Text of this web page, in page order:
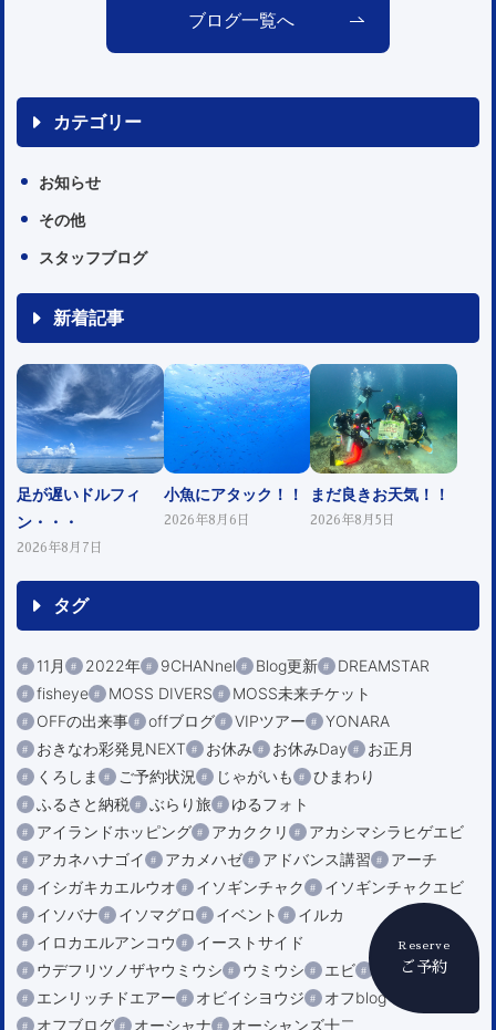
Reserve
ご予約
ブログ一覧へ
カテゴリー
お知らせ
その他
スタッフブログ
新着記事
足が遅いドルフィ
ン・・・
2026年8月7日
小魚にアタック！！
2026年8月6日
まだ良きお天気！！
2026年8月5日
タグ
11月 2022年 9CHANnel Blog更新
DREAMSTAR
fisheye
MOSS DIVERS
MOSS未来チケット
OFFの出来事
offブログ VIPツアー
YONARA
おきなわ彩発見NEXT
お休み お休みDay
お正月
くろしま
ご予約状況 じゃがいも
ひまわり
ふるさと納税
ぶらり旅
ゆるフォト
アイランドホッピング
アカククリ
アカシマシラヒゲエビ
アカネハナゴイ
アカメハゼ アドバンス講習
アーチ
イシガキカエルウオ
イソギンチャク
イソギンチャクエビ
イソバナ
イソマグロ イベント
イルカ
イロカエルアンコウ
イーストサイド
ウデフリツノザヤウミウシ
ウミウシ エビ
エンリッチ
エンリッチドエアー
オビイシヨウジ
オフblog
オフブログ
オーシャナ オーシャンズ十二